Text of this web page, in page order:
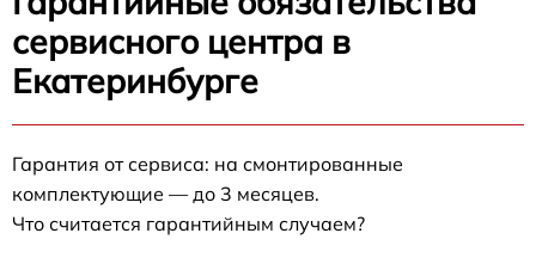
сервисного центра в
Екатеринбурге
Гарантия от сервиса: на смонтированные
комплектующие — до 3 месяцев.
Что считается гарантийным случаем?